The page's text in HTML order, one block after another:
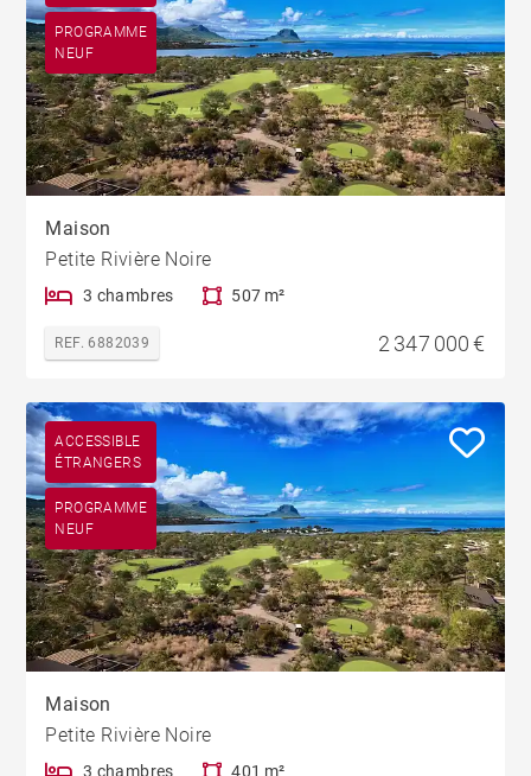
PROGRAMME
NEUF
Maison
Petite Rivière Noire
3 chambres 507 m²
REF. 6882039 2 347 000 €
ACCESSIBLE
ÉTRANGERS
PROGRAMME
NEUF
Maison
Petite Rivière Noire
3 chambres 401 m²